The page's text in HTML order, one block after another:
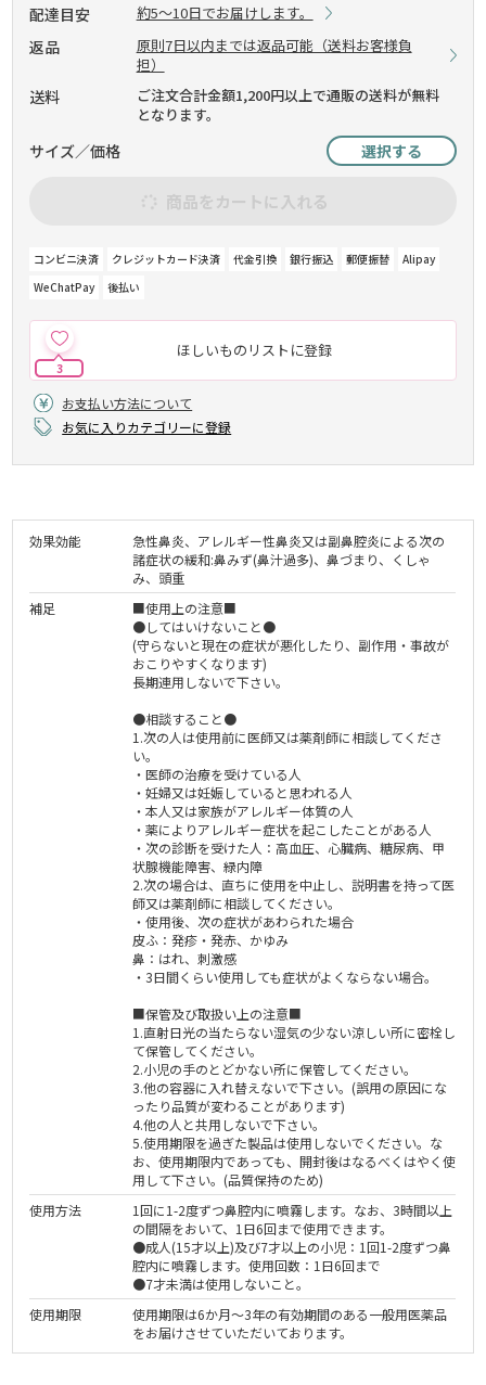
配達目安 約5～10日でお届けします。
返品
原則7日以内までは返品可能（送料お客様負
担）
送料
ご注文合計金額1,200円以上で通販の送料が無料
となります。
サイズ／価格 選択する
商品をカートに入れる
コンビニ決済 クレジットカード決済 代金引換 銀行振込 郵便振替
Alipay
WeChatPay
後払い
ほしいものリストに登録
3
お支払い方法について
お気に入りカテゴリーに登録
効果効能
急性鼻炎、アレルギー性鼻炎又は副鼻腔炎による次の
諸症状の緩和:鼻みず(鼻汁過多)、鼻づまり、くしゃ
み、頭重
補足
■使用上の注意■
●してはいけないこと●
(守らないと現在の症状が悪化したり、副作用・事故が
おこりやすくなります)
長期連用しないで下さい。
●相談すること●
1.次の人は使用前に医師又は薬剤師に相談してくださ
い。
・医師の治療を受けている人
・妊婦又は妊娠していると思われる人
・本人又は家族がアレルギー体質の人
・薬によりアレルギー症状を起こしたことがある人
・次の診断を受けた人：高血圧、心臓病、糖尿病、甲
状腺機能障害、緑内障
2.次の場合は、直ちに使用を中止し、説明書を持って医
師又は薬剤師に相談してください。
・使用後、次の症状があわられた場合
皮ふ：発疹・発赤、かゆみ
鼻：はれ、刺激感
・3日間くらい使用しても症状がよくならない場合。
■保管及び取扱い上の注意■
1.直射日光の当たらない湿気の少ない涼しい所に密栓し
て保管してください。
2.小児の手のとどかない所に保管してください。
3.他の容器に入れ替えないで下さい。(誤用の原因にな
ったり品質が変わることがあります)
4.他の人と共用しないで下さい。
5.使用期限を過ぎた製品は使用しないでください。な
お、使用期限内であっても、開封後はなるべくはやく使
用して下さい。(品質保持のため)
使用方法
1回に1-2度ずつ鼻腔内に噴霧します。なお、3時間以上
の間隔をおいて、1日6回まで使用できます。
●成人(15才以上)及び7才以上の小児：1回1-2度ずつ鼻
腔内に噴霧します。使用回数：1日6回まで
●7才未満は使用しないこと。
使用期限
使用期限は6か月～3年の有効期間のある一般用医薬品
をお届けさせていただいております。